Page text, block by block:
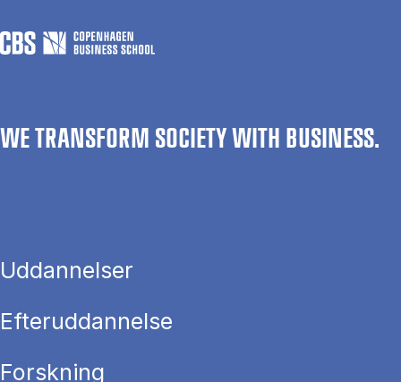
WE TRANSFORM SOCIETY WITH BUSINESS.
Uddannelser
Efteruddannelse
Forskning